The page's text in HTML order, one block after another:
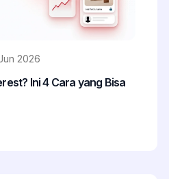
2026
Ini 4 Cara yang Bisa